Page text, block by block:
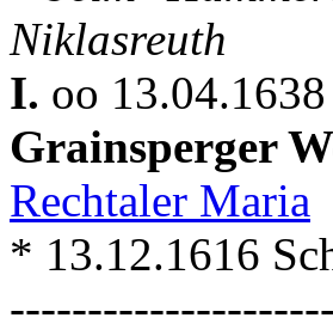
Niklasreuth
I. oo
Grainsperger
Rechtaler Maria
* 13.12.1616